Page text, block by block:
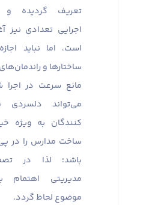
تعریف گردیده و
اجرایی تعدادی نیز
است، اما نباید
ساختارها و
مانع سرعت در
می‌تواند دلسردی
کنندگان به ویژه
ساخت مدارس را در
باشد؛ لذا در
مدیریتی اهتمام
موضوع لحاظ گردد.